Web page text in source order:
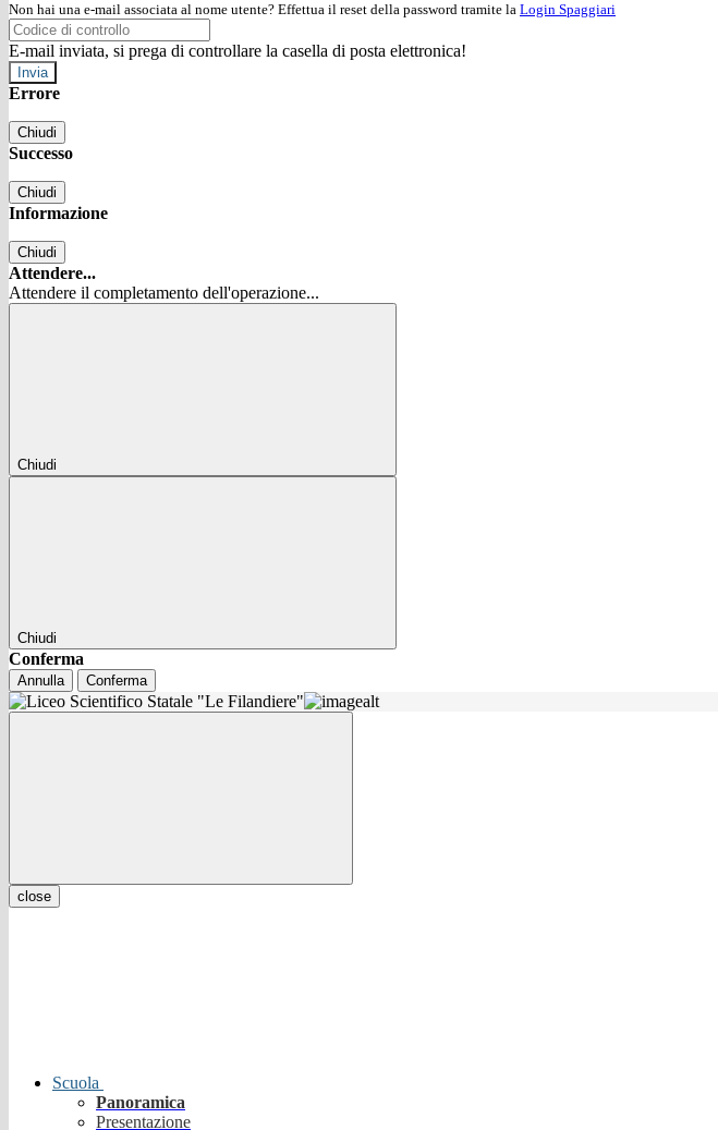
Non hai una e-mail associata al nome utente? Effettua il reset della password tramite la Login Spaggiari
E-mail inviata, si prega di controllare la casella di posta elettronica!
Errore
Chiudi
Successo
Chiudi
Informazione
Chiudi
Attendere...
Attendere il completamento dell'operazione...
Chiudi
Chiudi
Conferma
Annulla Conferma
close
Scuola
Panoramica
Presentazione